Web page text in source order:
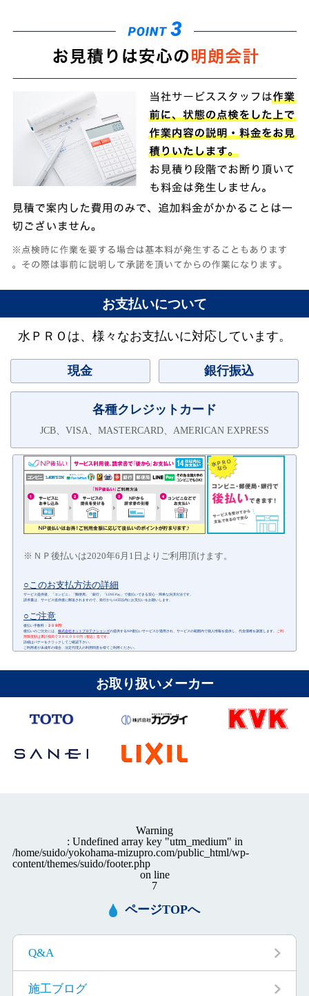
お支払いについて
水ＰＲＯは、様々なお支払いに対応しています。
現金 銀行振込
各種クレジットカード
JCB、VISA、MASTERCARD、AMERICAN EXPRESS
ＮＰ後払いは2020年6月1日よりご利用頂けます。
○このお支払方法の詳細
サービス提供後、「コンビニ」「郵便局」「銀行」「LINE Pay」で後払いできる安心・簡単な決済方法です。
請求書は、サービス提供後に郵送されますので、発行から14日以内にお支払いをお願いします。
○ご注意
後払い手数料： ２０９円
後払いのご注文には、株式会社ネットプロテクションズの提供するNP後払いサービスが適用され、サービスの範囲内で個人情報を提供し、代金債権を譲渡します。
ご利
用限度額は累計残高で３００,０００円（税込）迄です。
詳細はバナーをクリックしてご確認下さい。
ご利用者が未成年の場合、法定代理人の利用同意を得てご利用ください。
お取り扱いメーカー
Warning
: Undefined array key "utm_medium" in
/home/suido/yokohama-mizupro.com/public_html/wp-
content/themes/suido/footer.php
on line
7
ページTOPへ
Q&A
施工ブログ